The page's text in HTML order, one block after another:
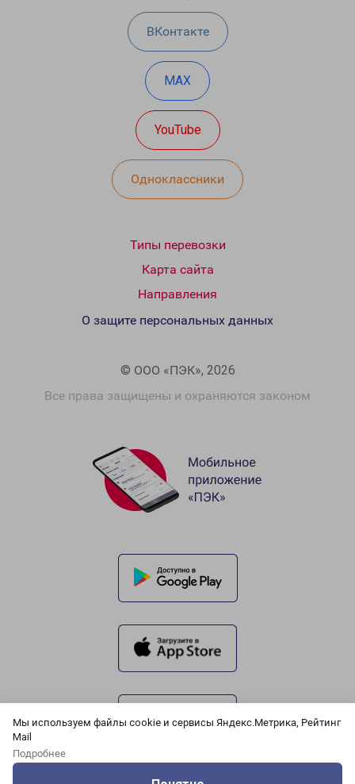
Мы используем файлы cookie и сервисы Яндекс.Метрика, Рейтинг
Mail
Подробнее
ВКонтакте
MAX
YouTube
Одноклассники
Типы перевозки
Карта сайта
Направления
© ООО «ПЭК», 2026
Все права защищены и охраняются законом
О защите персональных данных